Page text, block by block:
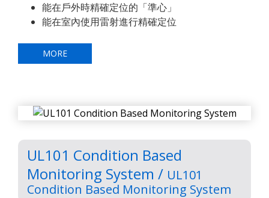
能在戶外時精確定位的「準心」
能在室內使用雷射進行精確定位
MORE
UL101 Condition Based
Monitoring System / UL101
Condition Based Monitoring System